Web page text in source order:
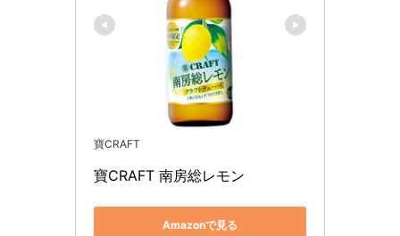
寶CRAFT
寶CRAFT 南房総レモン
Amazonで見る